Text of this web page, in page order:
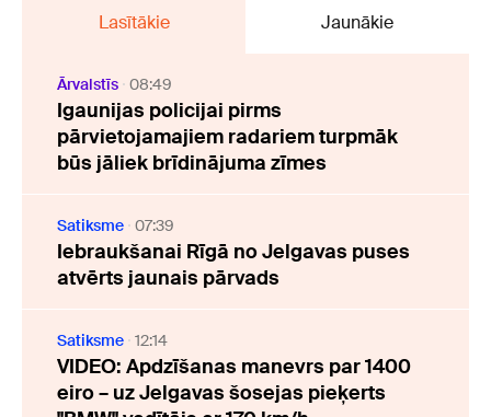
Lasītākie Jaunākie
Ārvalstīs 08:49
Igaunijas policijai pirms
pārvietojamajiem radariem turpmāk
būs jāliek brīdinājuma zīmes
Satiksme 07:39
Iebraukšanai Rīgā no Jelgavas puses
atvērts jaunais pārvads
Satiksme 12:14
VIDEO: Apdzīšanas manevrs par 1400
eiro – uz Jelgavas šosejas pieķerts